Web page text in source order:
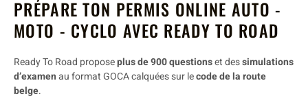
PRÉPARE TON PERMIS ONLINE AUTO -
MOTO - CYCLO AVEC READY TO ROAD
Ready To Road proposeplus de 900 questionset dessimulations
d’examenau format GOCA calquées sur lecode de la route
belge.